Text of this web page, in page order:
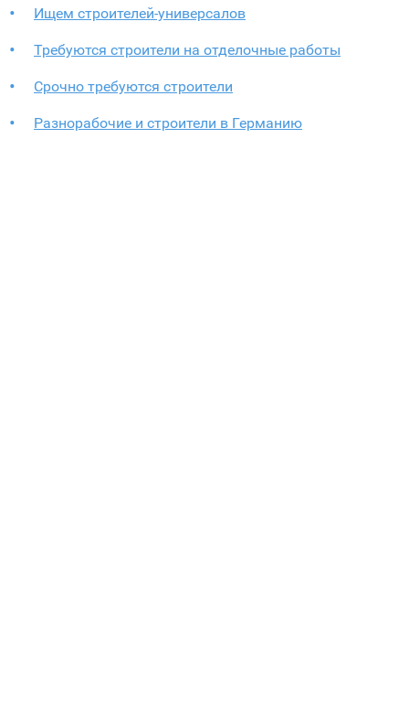
Ищем строителей-универсалов
Требуются строители на отделочные работы
Срочно требуются строители
Разнорабочие и строители в Германию